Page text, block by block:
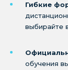
Гибкие
выбирайте
обучения